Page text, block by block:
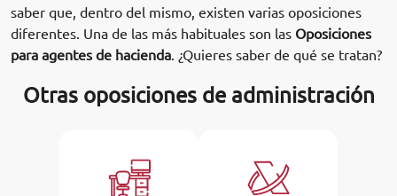
saber que, dentro del mismo, existen varias oposiciones
diferentes. Una de las más habituales son las Oposiciones
para agentes de hacienda. ¿Quieres saber de qué se tratan?
Otras oposiciones de administración